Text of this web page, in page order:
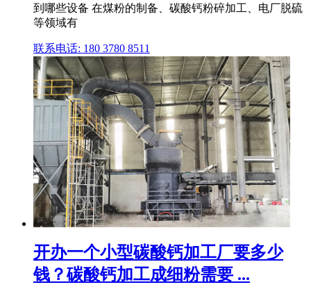
到哪些设备 在煤粉的制备、碳酸钙粉碎加工、电厂脱硫
等领域有
联系电话: 180 3780 8511
开办一个小型碳酸钙加工厂要多少
钱？碳酸钙加工成细粉需要 ...